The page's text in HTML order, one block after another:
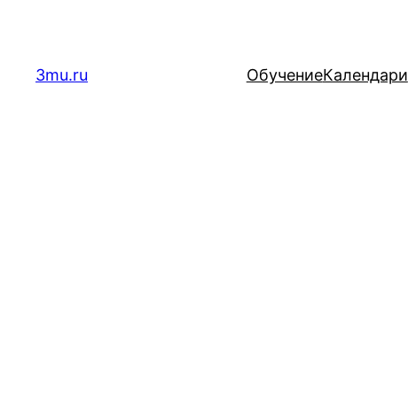
содержимому
3mu.ru ОбучениеКалендари